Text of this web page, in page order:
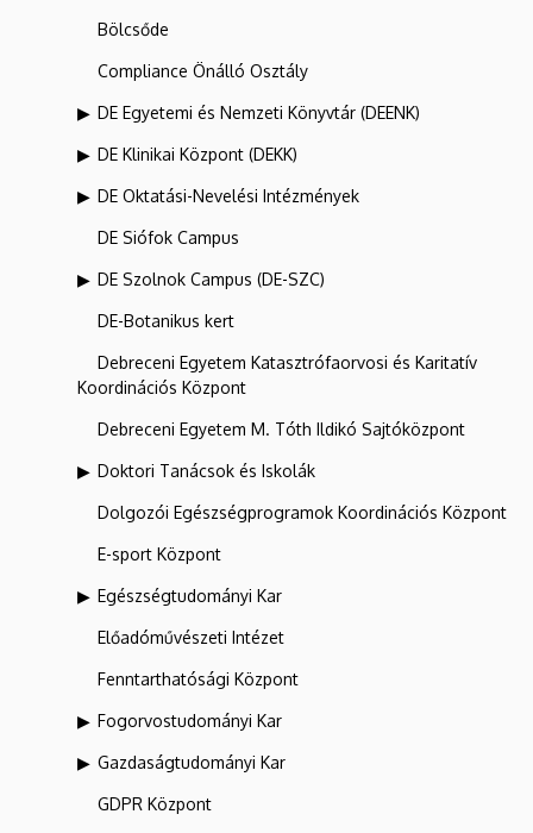
Bölcsőde
Compliance Önálló Osztály
DE Egyetemi és Nemzeti Könyvtár (DEENK)
DE Klinikai Központ (DEKK)
DE Oktatási-Nevelési Intézmények
DE Siófok Campus
DE Szolnok Campus (DE-SZC)
DE-Botanikus kert
Debreceni Egyetem Katasztrófaorvosi és Karitatív
Koordinációs Központ
Debreceni Egyetem M. Tóth Ildikó Sajtóközpont
Doktori Tanácsok és Iskolák
Dolgozói Egészségprogramok Koordinációs Központ
E-sport Központ
Egészségtudományi Kar
Előadóművészeti Intézet
Fenntarthatósági Központ
Fogorvostudományi Kar
Gazdaságtudományi Kar
GDPR Központ